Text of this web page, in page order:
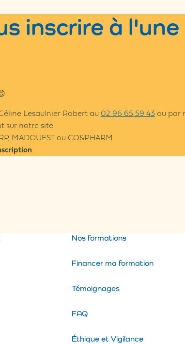
inscrire à l'une
Lesaulnier Robert au 02 96 65 59 43 ou par
sur notre site
MADOUEST ou CO&PHARM
.
Nos formations
Financer ma formation
Témoignages
FAQ
Éthique et Vigilance